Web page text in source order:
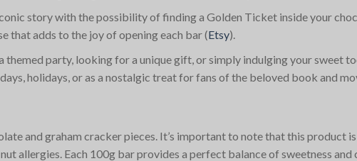
story with the possibility of finding a Golden Ticket inside your
that adds to the joy of opening each bar​(Etsy)​.
themed party, looking for a unique gift, or simply indulging your sweet
holidays, or as a nostalgic treat for fans of the beloved book and
and graham cracker pieces. It’s important to note that this product
allergies. Each 100g bar provides a perfect balance of sweetness and